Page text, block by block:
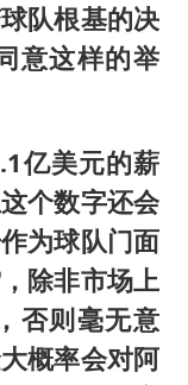
队根基的决
意这样的举
亿美元的薪
个数字还会
为球队门面
除非市场上
否则毫无意
概率会对阿